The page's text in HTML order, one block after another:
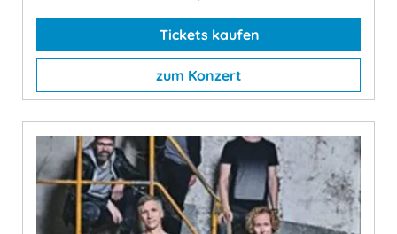
Tickets kaufen
zum Konzert